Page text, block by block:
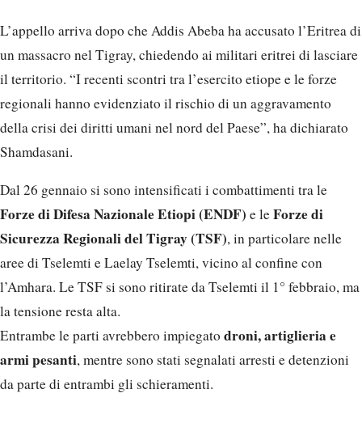
L’appello arriva dopo che Addis Abeba ha accusato l’Eritrea di
un massacro nel Tigray, chiedendo ai militari eritrei di lasciare
il territorio. “I recenti scontri tra l’esercito etiope e le forze
regionali hanno evidenziato il rischio di un aggravamento
della crisi dei diritti umani nel nord del Paese”, ha dichiarato
Shamdasani.
Dal 26 gennaio si sono intensificati i combattimenti tra le
Forze di Difesa Nazionale Etiopi (ENDF) e leForze di
Sicurezza Regionali del Tigray (TSF), in particolare nelle
aree di Tselemti e Laelay Tselemti, vicino al confine con
l’Amhara. Le TSF si sono ritirate da Tselemti il 1° febbraio, ma
la tensione resta alta.
Entrambe le parti avrebbero impiegato droni, artiglieria e
armi pesanti, mentre sono stati segnalati arresti e detenzioni
da parte di entrambi gli schieramenti.